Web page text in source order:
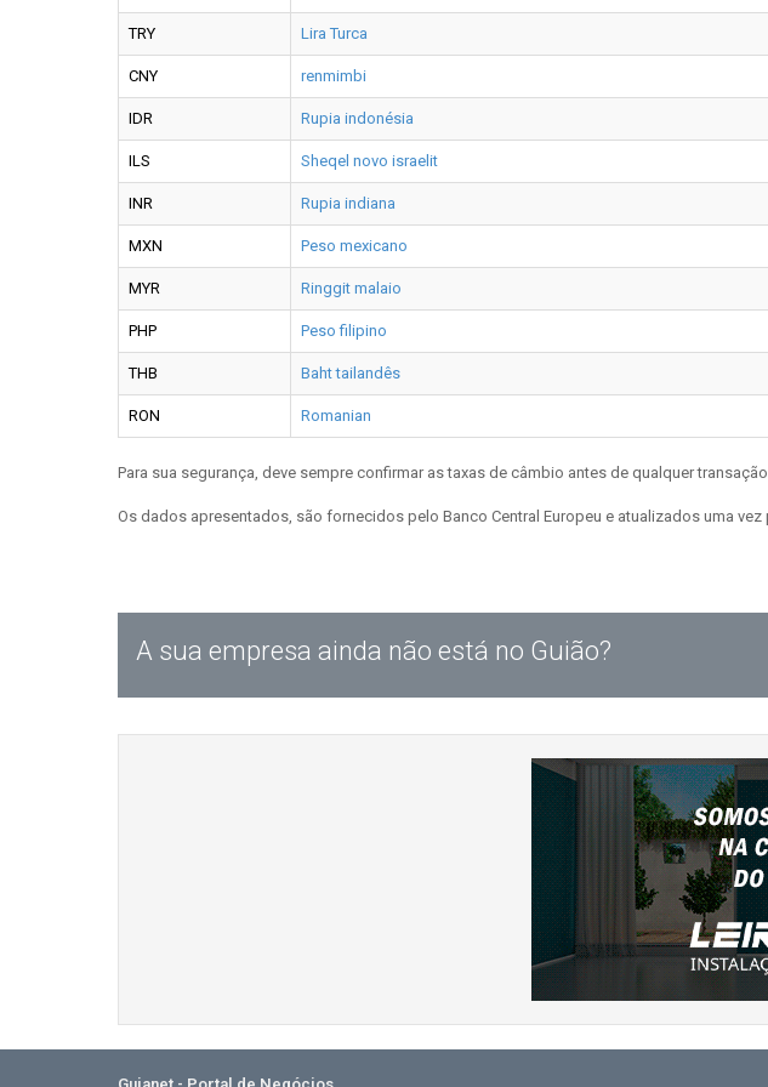
TRY Lira Turca
CNY renmimbi
IDR Rupia indonésia
ILS Sheqel novo israelit
INR Rupia indiana
MXN Peso mexicano
MYR Ringgit malaio
PHP Peso filipino
THB Baht tailandês
RON Romanian
Para sua segurança, deve sempre confirmar as taxas de câmbio antes de qualquer
Os dados apresentados, são fornecidos pelo Banco Central Europeu e atualizados uma vez
A sua empresa ainda não está no Guião?